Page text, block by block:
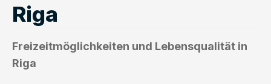
Riga
Freizeitmöglichkeiten und Lebensqualität in
Riga